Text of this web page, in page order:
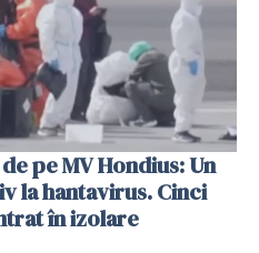
pe MV Hondius: Un
la hantavirus. Cinci
în izolare